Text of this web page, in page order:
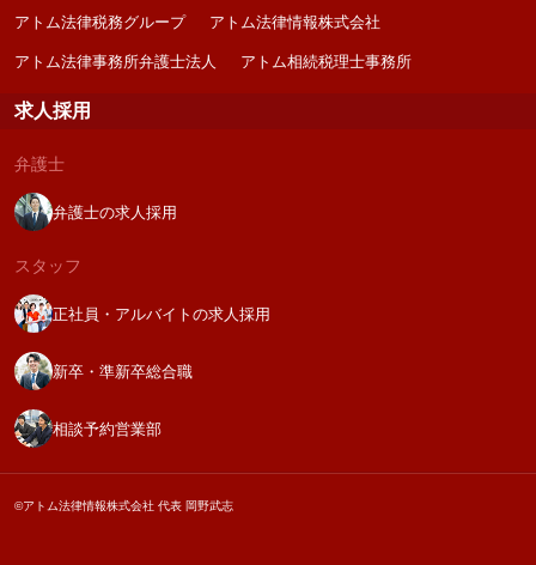
アトム法律税務グループ アトム法律情報株式会社
アトム法律事務所弁護士法人 アトム相続税理士事務所
求人採用
弁護士
弁護士の求人採用
スタッフ
正社員・アルバイトの求人採用
新卒・準新卒総合職
相談予約営業部
©アトム法律情報株式会社 代表 岡野武志